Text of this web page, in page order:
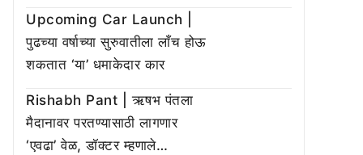
Upcoming Car Launch |
पुढच्या वर्षाच्या सुरुवातीला लाँच होऊ
शकतात ‘या’ धमाकेदार कार
Rishabh Pant | ऋषभ पंतला
मैदानावर परतण्यासाठी लागणार
‘एवढा’ वेळ, डॉक्टर म्हणाले…